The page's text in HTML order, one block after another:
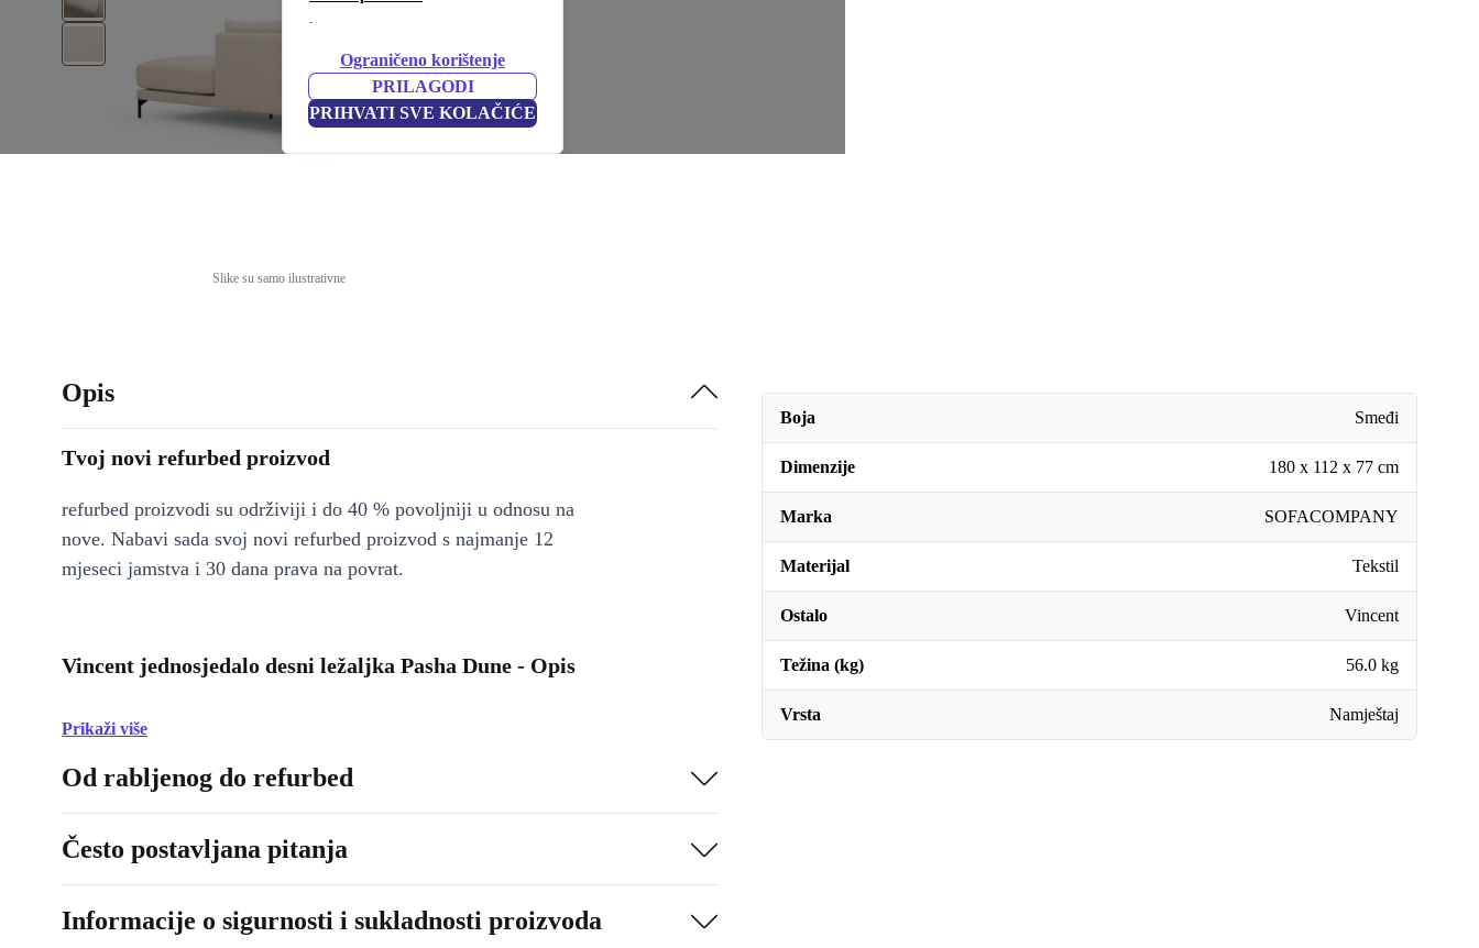
.
Ograničeno korištenje
PRILAGODI
PRIHVATI SVE KOLAČIĆE
Slike su samo ilustrativne
Boja Smeđi
Dimenzije 180 x 112 x 77 cm
Marka SOFACOMPANY
Materijal Tekstil
Ostalo Vincent
Težina (kg) 56.0 kg
Vrsta Namještaj
Opis
Tvoj novi refurbed proizvod
refurbed proizvodi su održiviji i do 40 % povoljniji u odnosu na
nove. Nabavi sada svoj novi refurbed proizvod s najmanje 12
mjeseci jamstva i 30 dana prava na povrat.
Vincent jednosjedalo desni ležaljka Pasha Dune - Opis
Prikaži više
Od rabljenog do refurbed
Često postavljana pitanja
Informacije o sigurnosti i sukladnosti proizvoda